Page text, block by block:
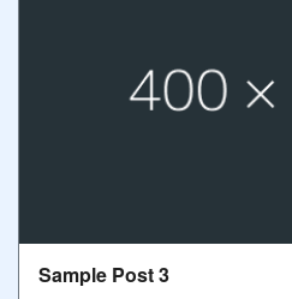
Sample Post 3